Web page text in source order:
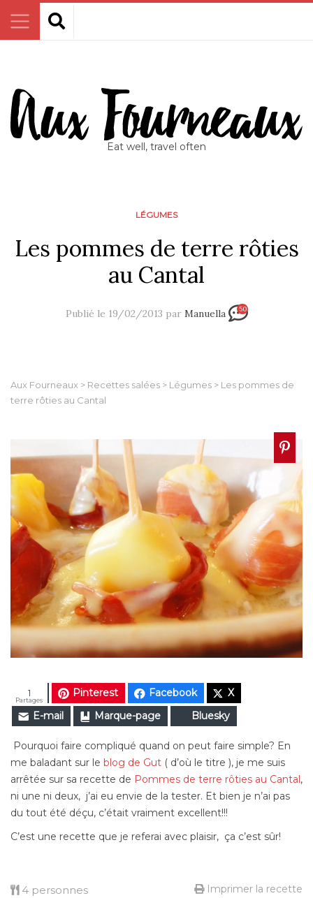
Eat well, travel often
LÉGUMES
Les pommes de terre rôties
au Cantal
Publié le 19/02/2013 par Manuella 50
Aux Fourneaux > Recettes salées > Légumes > Les pommes de
terre rôties au Cantal
Pinterest Facebook
X
E-mail
Marque-page Bluesky
Partages
1
Pourquoi faire compliqué quand on peut faire simple? En
me baladant sur le blog de Gut ( d’où le titre ), je me suis
arrêtée sur sa recette de Pommes de terre rôties au Cantal,
ni une ni deux, j’ai eu envie de la tester. Et bien je n’ai pas
du tout été déçu, c’était vraiment excellent!!!
C’est une recette que je referai avec plaisir, ça c’est sûr!
4 personnes
Imprimer la recette